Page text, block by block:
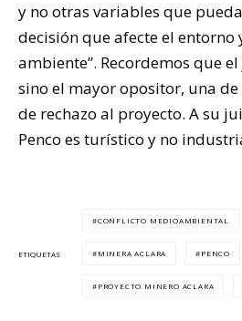
y no otras variables que
decisión que afecte el entorno
ambiente”. Recordemos que
sino el mayor opositor, una
de rechazo al proyecto. A su
Penco es turístico y no
ETIQUETAS
CONFLICTO MEDIOAMBIENTAL
MINERA ACLARA PENCO
PROYECTO MINERO ACLARA